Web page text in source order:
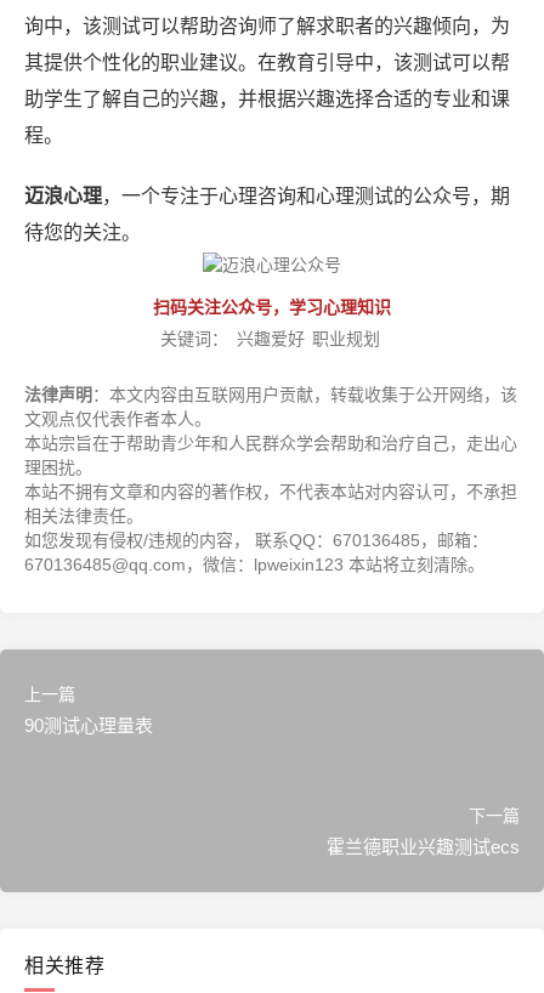
询中，该测试可以帮助咨询师了解求职者的兴趣倾向，为
其提供个性化的职业建议。在教育引导中，该测试可以帮
助学生了解自己的兴趣，并根据兴趣选择合适的专业和课
程。
迈浪心理，一个专注于心理咨询和心理测试的公众号，期
待您的关注。
扫码关注公众号，学习心理知识
关键词：
兴趣爱好 职业规划
法律声明 ：本文内容由互联网用户贡献，转载收集于公开网络，该
文观点仅代表作者本人。
本站宗旨在于帮助青少年和人民群众学会帮助和治疗自己，走出心
理困扰。
本站不拥有文章和内容的著作权，不代表本站对内容认可，不承担
相关法律责任。
如您发现有侵权/违规的内容， 联系QQ：670136485，邮箱：
670136485@qq.com，微信：lpweixin123 本站将立刻清除。
上一篇
90测试心理量表
下一篇
霍兰德职业兴趣测试ecs
相关推荐